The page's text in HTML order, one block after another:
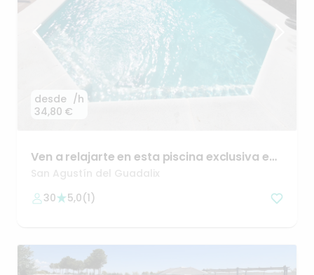
desde
34,80 €
/h
Ven a relajarteen esta piscina exclusiva en
Madrid ☀️🫧
San Agustín del Guadalix
30
5,0(1)